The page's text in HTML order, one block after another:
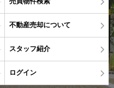
不動産売却について
スタッフ紹介
ログイン